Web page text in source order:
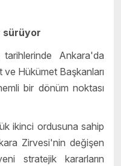
sürüyor
Ankara'da
Hükümet Başkanları
bir dönüm noktası
ikinci ordusuna sahip
Zirvesi'nin değişen
stratejik kararların